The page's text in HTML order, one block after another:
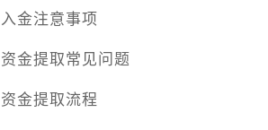
入金注意事项
资金提取常见问题
资金提取流程